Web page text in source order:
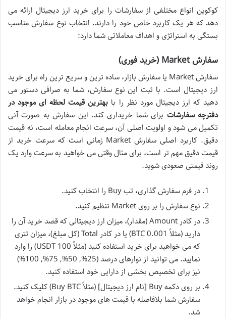
کوکوین انواع مختلفی از سفارشات را برای خرید ارز دیجیتال ارائه می
دهد که هر یک کاربرد خاص خود را دارند. انتخاب نوع سفارش مناسب
بستگی به استراتژی و اهداف معاملاتی شما دارد:
سفارش Market (خرید فوری)
سفارش Market یا سفارش بازار، ساده ترین و سریع ترین راه برای خرید
ارز دیجیتال است. با ثبت این نوع سفارش، شما به صرافی دستور می
دهید که ارز دیجیتال مورد نظر را با بهترین قیمت لحظه ای موجود در
دفترچه سفارشات برای شما خریداری کند. این سفارش به صورت آنی
تکمیل می شود و اولویت اصلی آن، سرعت انجام معامله است، نه قیمت
دقیق. کاربرد اصلی سفارش Market زمانی است که سرعت خرید از
قیمت دقیق مهم تر است، برای مثال وقتی می خواهید به سرعت وارد یک
روند قیمتی صعودی شوید.
در فرم سفارش گذاری، تب Buy را انتخاب کنید.
نوع سفارش را بر روی Market تنظیم کنید.
در کادر Amount (مقدار)، میزان ارز دیجیتالی که قصد خرید آن را
دارید (مثلاً 0.001 BTC) یا در کادر Total (کل مبلغ)، میزان تتری
که می خواهید برای خرید استفاده کنید (مثلاً 100 USDT) را وارد
نمایید. می توانید از نوارهای درصد (25%, 50%, 75%, 100%)
نیز برای تخصیص بخشی از دارایی خود استفاده کنید.
بر روی دکمه Buy [نام ارز دیجیتال] (مثلاً Buy BTC) کلیک کنید.
سفارش شما بلافاصله با قیمت های موجود در بازار انجام خواهد
شد.